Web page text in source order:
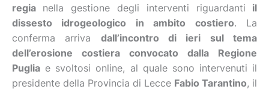
regia nella gestione degli interventi riguardanti il
dissesto idrogeologico in ambito costiero. La
conferma arriva dall’incontro di ieri sul tema
dell’erosione costiera convocato dalla Regione
Puglia e svoltosi online, al quale sono intervenuti il
presidente della Provincia di Lecce Fabio Tarantino, il